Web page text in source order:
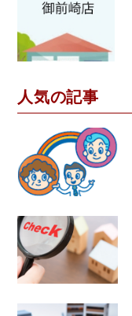
人気の記事